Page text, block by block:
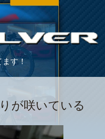
ます！
が咲いている